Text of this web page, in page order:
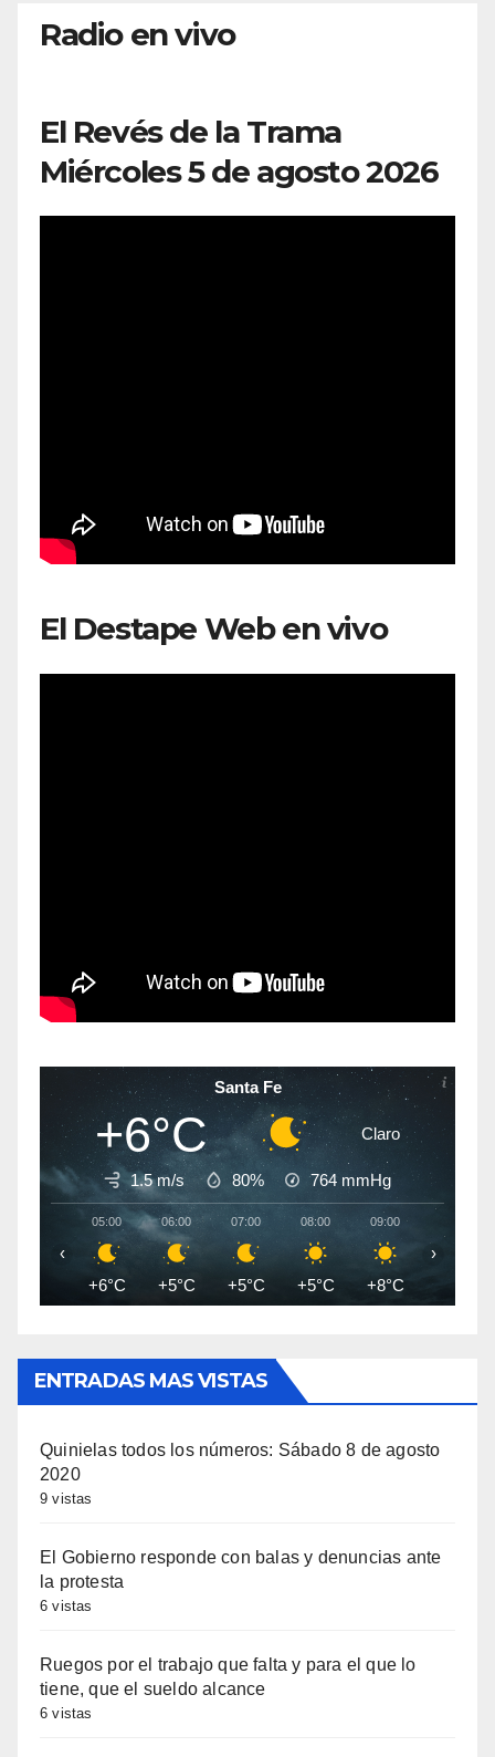
Radio en vivo
El Revés de la Trama
Miércoles 5 de agosto 2026
El Destape Web en vivo
Santa Fe
+6°C Claro
1.5 m/s 80% 764 mmHg
05:00
+6°C
06:00
+5°C
07:00
+5°C
08:00
+5°C
09:00
+8°C +11°C
‹ ›
ENTRADAS MAS VISTAS
Quinielas todos los números: Sábado 8 de agosto
2020
9 vistas
El Gobierno responde con balas y denuncias ante
la protesta
6 vistas
Ruegos por el trabajo que falta y para el que lo
tiene, que el sueldo alcance
6 vistas